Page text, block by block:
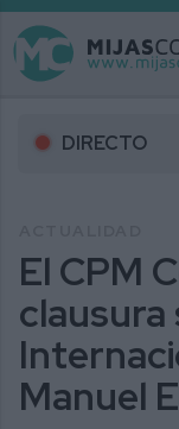
DIRECTO
El CPM
clausura
Manuel